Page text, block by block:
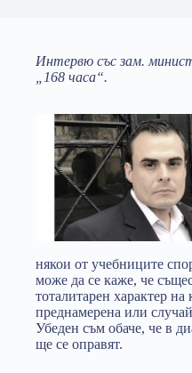
Интервю със зам.
„168 часа“.
някои от учебниците
може да се каже, че
тоталитарен характер
преднамерена или
Убеден съм обаче, че в
ще се оправят.